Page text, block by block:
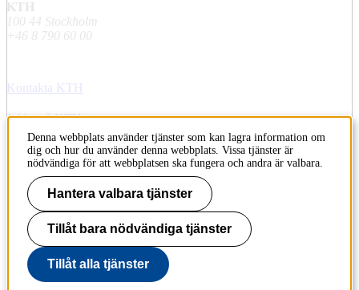
KTH
100 44 Stockholm
+46 8 790 60 00
Kontakta KTH
Jobba på KTH
Press och media
Faktura och betalning KTH
Om KTH:s webbplatser
Tillgänglighetsredogörelse
Till sidans topp
Denna webbplats använder tjänster som kan lagra information om
dig och hur du använder denna webbplats. Vissa tjänster är
nödvändiga för att webbplatsen ska fungera och andra är valbara.
Hantera valbara tjänster
Tillåt bara nödvändiga tjänster
Tillåt alla tjänster